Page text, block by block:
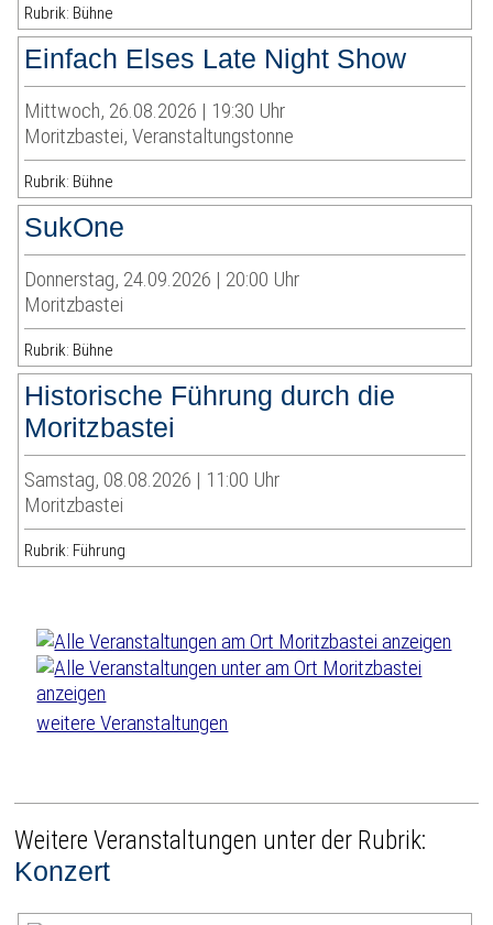
Rubrik: Bühne
Einfach Elses Late Night Show
Mittwoch, 26.08.2026 | 19:30 Uhr
Moritzbastei, Veranstaltungstonne
Rubrik: Bühne
SukOne
Donnerstag, 24.09.2026 | 20:00 Uhr
Moritzbastei
Rubrik: Bühne
Historische Führung durch die
Moritzbastei
Samstag, 08.08.2026 | 11:00 Uhr
Moritzbastei
Rubrik: Führung
weitere Veranstaltungen
Weitere Veranstaltungen unter der Rubrik:
Konzert